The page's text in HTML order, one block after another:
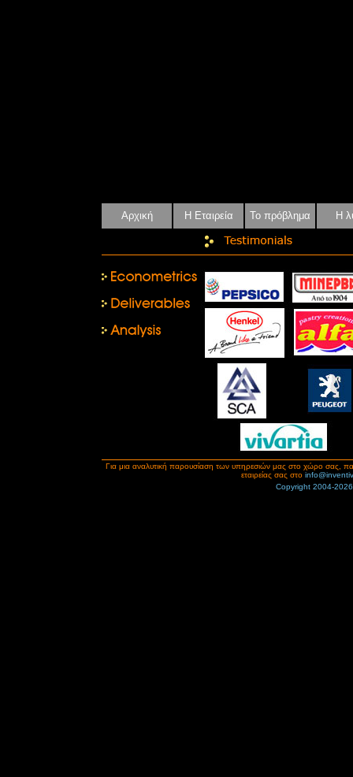
Αρχική Η Εταιρεία Το πρόβλημα Η
Για μια αναλυτική παρουσίαση των υπηρεσιών μας στο χώρο σας,
εταιρείας σας στο
Copyright 2004-